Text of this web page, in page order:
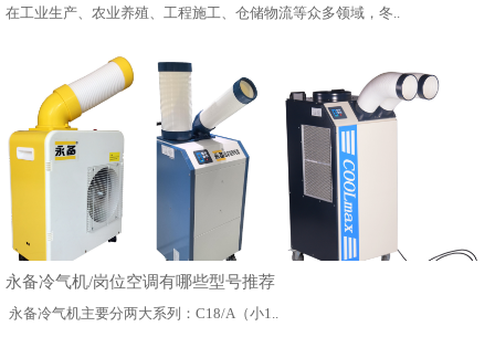
在工业生产、农业养殖、工程施工、仓储物流等众多领域，冬..
永备冷气机/岗位空调有哪些型号推荐
永备冷气机主要分两大系列：C18/A（小1..